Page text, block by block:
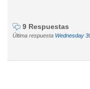
9 Respuestas
Última respuesta Wednesday